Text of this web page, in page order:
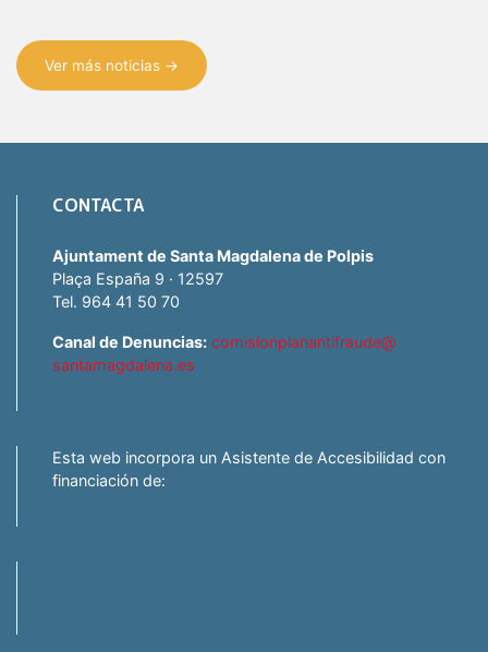
Ver más noticias →
CONTACTA
Ajuntament de Santa Magdalena de Polpis
Plaça España 9 · 12597
Tel. 964 41 50 70
Canal de Denuncias: comisionplanantifraude@
santamagdalena.es
Esta web incorpora un Asistente de Accesibilidad con
financiación de: